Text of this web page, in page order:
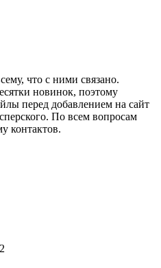
что с ними связано.
новинок, поэтому
перед добавлением на сайт
По всем вопросам
контактов.